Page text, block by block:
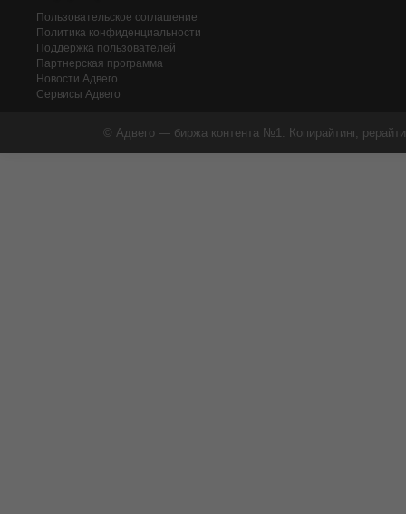
Пользовательское соглашение
Политика конфиденциальности
Поддержка пользователей
Партнерская программа
Новости Адвего
Сервисы Адвего
© Адвего — биржа контента №1. Копирайтинг,